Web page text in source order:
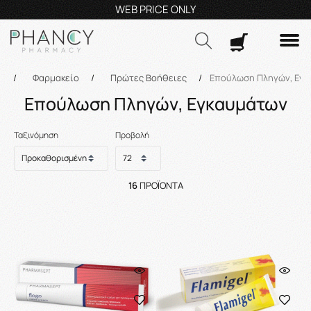
Τηλεφωνικές Παραγγελίες: 23210 59995 Δευ- Πα
/ Φαρμακείο / Πρώτες Βοήθειες / Επούλωση Πληγών,
Επούλωση Πληγών, Εγκαυμάτων
Ταξινόμηση Προβολή
16ΠΡΟΪΌΝΤΑ